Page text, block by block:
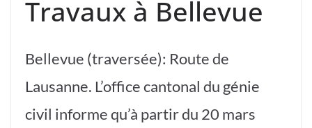
Travaux à Bellevue
Bellevue (traversée): Route de
Lausanne. L’office cantonal du génie
civil informe qu’à partir du 20 mars